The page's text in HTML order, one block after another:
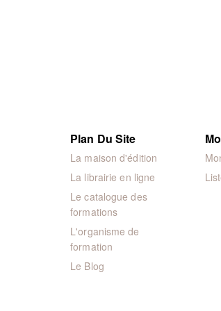
Plan Du Site
La maison d'édition
La librairie en ligne
Le catalogue des
formations
L'organisme de
formation
Le Blog